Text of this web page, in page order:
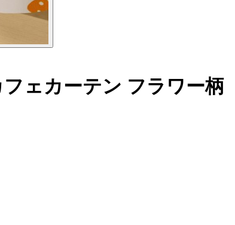
ェカーテン フラワー柄